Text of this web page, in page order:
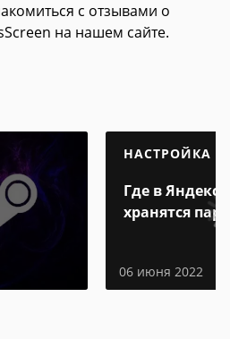
с отзывами о
на нашем сайте.
НАСТРОЙКА
Где в Яндекс
хранятся
06 июня 2022